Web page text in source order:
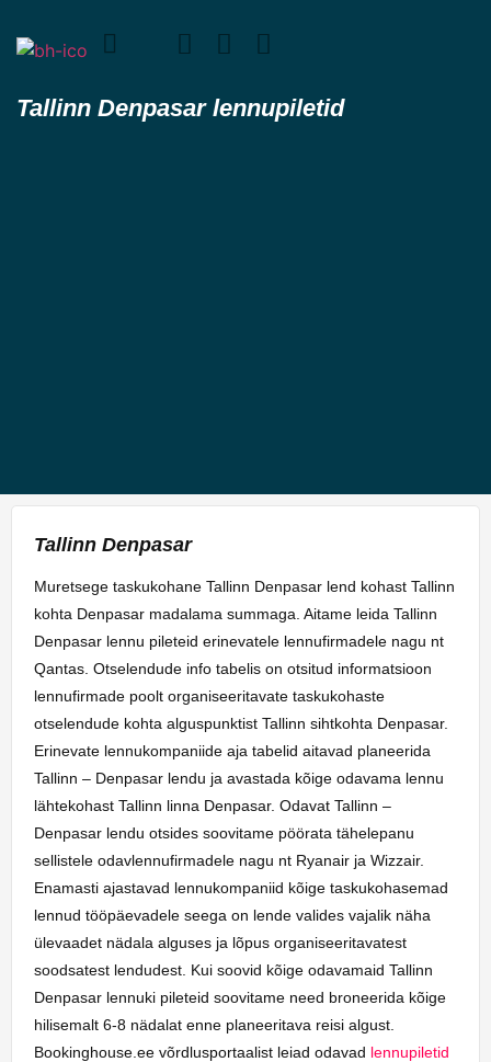
Tallinn Denpasar lennupiletid
Tallinn Denpasar
Muretsege taskukohane Tallinn Denpasar lend kohast Tallinn
kohta Denpasar madalama summaga. Aitame leida Tallinn
Denpasar lennu pileteid erinevatele lennufirmadele nagu nt
Qantas. Otselendude info tabelis on otsitud informatsioon
lennufirmade poolt organiseeritavate taskukohaste
otselendude kohta alguspunktist Tallinn sihtkohta Denpasar.
Erinevate lennukompaniide aja tabelid aitavad planeerida
Tallinn – Denpasar lendu ja avastada kõige odavama lennu
lähtekohast Tallinn linna Denpasar. Odavat Tallinn –
Denpasar lendu otsides soovitame pöörata tähelepanu
sellistele odavlennufirmadele nagu nt Ryanair ja Wizzair.
Enamasti ajastavad lennukompaniid kõige taskukohasemad
lennud tööpäevadele seega on lende valides vajalik näha
ülevaadet nädala alguses ja lõpus organiseeritavatest
soodsatest lendudest. Kui soovid kõige odavamaid Tallinn
Denpasar lennuki pileteid soovitame need broneerida kõige
hilisemalt 6-8 nädalat enne planeeritava reisi algust.
Bookinghouse.ee võrdlusportaalist leiad odavad lennupiletid